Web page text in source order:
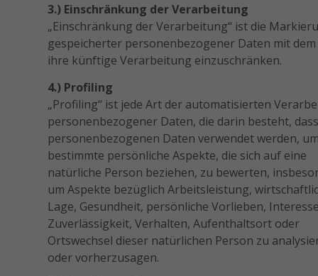
3.) Einschränkung der Verarbeitung
„Einschränkung der Verarbeitung“ ist die
gespeicherter personenbezogener Daten mit dem
ihre künftige Verarbeitung einzuschränken.
4.) Profiling
„Profiling“ ist jede Art der automatisierten
personenbezogener Daten, die darin besteht,
personenbezogenen Daten verwendet werden,
bestimmte persönliche Aspekte, die sich auf eine
natürliche Person beziehen, zu bewerten,
um Aspekte bezüglich Arbeitsleistung,
Lage, Gesundheit, persönliche Vorlieben,
Zuverlässigkeit, Verhalten, Aufenthaltsort oder
Ortswechsel dieser natürlichen Person zu
oder vorherzusagen.